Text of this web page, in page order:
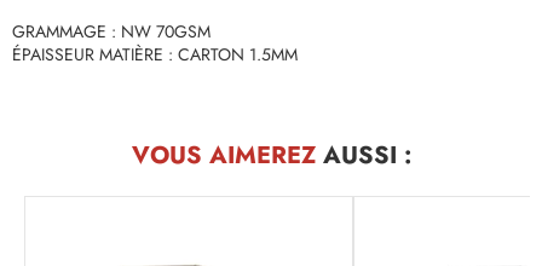
GRAMMAGE : NW 70GSM
ÉPAISSEUR MATIÈRE : CARTON 1.5MM
VOUS AIMEREZAUSSI :